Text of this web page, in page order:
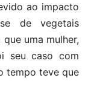
ao impacto
de vegetais
uma mulher,
seu caso com
tempo teve que